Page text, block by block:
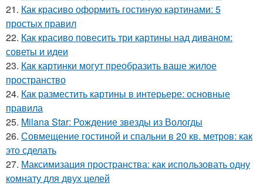
21. Как красиво оформить гостиную картинами: 5
простых правил
22. Как красиво повесить три картины над диваном:
советы и идеи
23. Как картинки могут преобразить ваше жилое
пространство
24. Как разместить картины в интерьере: основные
правила
25. Milana Star: Рождение звезды из Вологды
26. Совмещение гостиной и спальни в 20 кв. метров: как
это сделать
27. Максимизация пространства: как использовать одну
комнату для двух целей